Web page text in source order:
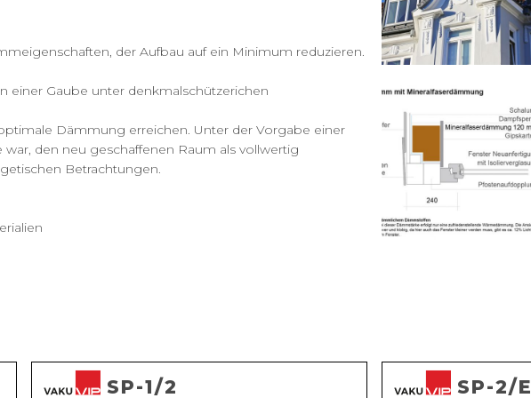
der Aufbau auf ein Minimum reduzieren.
einer Gaube unter denkmalschützerichen
Dämmung erreichen. Unter der Vorgabe einer
den neu geschaffenen Raum als vollwertig
Betrachtungen.
SP-1/2 SP-2/E